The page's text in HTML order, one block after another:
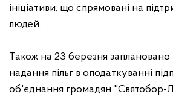
ініціативи, що спрямовані на
людей.
Також на 23 березня заплановано
надання пільг в оподаткуванні
об'єднання громадян "Святобор-